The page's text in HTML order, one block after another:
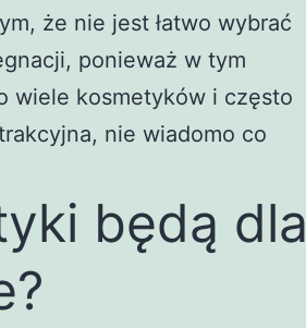
że nie jest łatwo wybrać
ponieważ w tym
wiele kosmetyków i często
nie wiadomo co
będą dla